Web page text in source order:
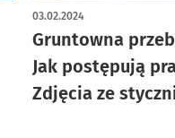
Gruntowna
Jak postępują
Zdjęcia ze
03.02.2024
artykuł z galerią zdjęć